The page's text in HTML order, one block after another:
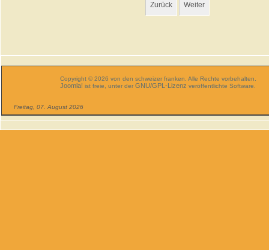
Zurück Weiter
Copyright © 2026 von den schweizer franken. Alle Rechte vorbehalten.
Joomla! ist freie, unter derGNU/GPL-Lizenz veröffentlichte Software.
Freitag, 07. August 2026